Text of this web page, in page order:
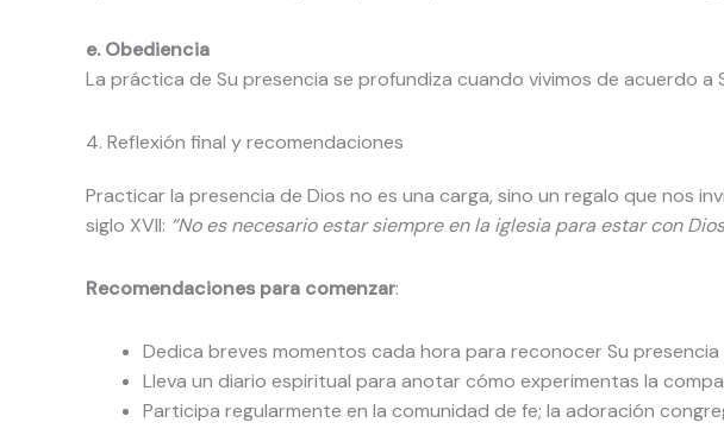
e. Obediencia
La práctica de Su presencia se profundiza cuando vivimos de acuerdo a
4. Reflexión final y recomendaciones
Practicar la presencia de Dios no es una carga, sino un regalo que nos
siglo XVII: “No es necesario estar siempre en la iglesia para estar con
Recomendaciones para comenzar:
Dedica breves momentos cada hora para reconocer Su
Lleva un diario espiritual para anotar cómo experimentas la
Participa regularmente en la comunidad de fe; la adoración